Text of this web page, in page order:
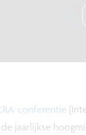
conferentie
jaarlijkse